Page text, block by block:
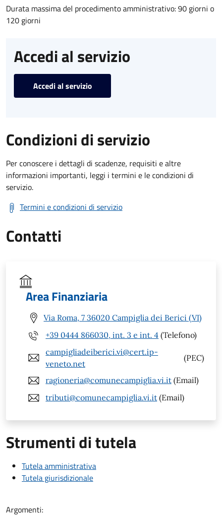
Durata massima del procedimento amministrativo: 90 giorni o
120 giorni
Accedi al servizio
Accedi al servizio
Condizioni di servizio
Per conoscere i dettagli di scadenze, requisiti e altre
informazioni importanti, leggi i termini e le condizioni di
servizio.
Termini e condizioni di servizio
Contatti
Area Finanziaria
Via Roma, 7 36020 Campiglia dei Berici (VI)
+39 0444 866030, int. 3 e int. 4 (Telefono)
campigliadeiberici.vi@cert.ip-
veneto.net
(PEC)
ragioneria@comunecampiglia.vi.it (Email)
tributi@comunecampiglia.vi.it (Email)
Strumenti di tutela
Tutela amministrativa
Tutela giurisdizionale
Argomenti: